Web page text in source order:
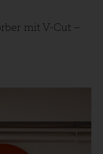
mit V-Cut –